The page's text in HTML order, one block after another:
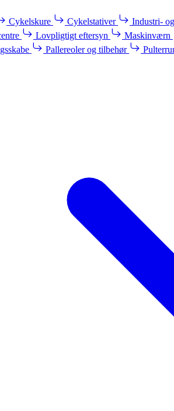
Cykelskure Cykelstativer Industri-
Lovpligtigt eftersyn Maskinværn
Pallereoler og tilbehør